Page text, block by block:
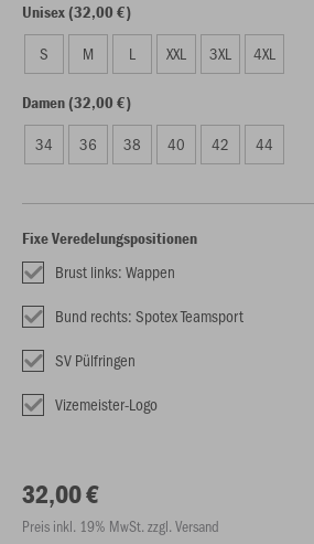
Unisex (32,00 €)
S M L XXL 3XL 4XL
Damen (32,00 €)
34 36 38 40 42 44
Fixe Veredelungspositionen
Brust links: Wappen
Bund rechts: Spotex Teamsport
SV Pülfringen
Vizemeister-Logo
32,00 €
Preis inkl. 19% MwSt. zzgl. Versand